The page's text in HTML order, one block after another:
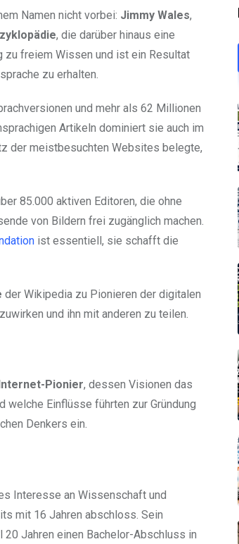
Namen nicht vorbei: Jimmy Wales,
, die darüber hinaus eine
zu freiem Wissen und ist ein Resultat
zu erhalten.
und mehr als 62 Millionen
Artikeln dominiert sie auch im
der meistbesuchten Websites belegte,
85.000 aktiven Editoren, die ohne
von Bildern frei zugänglich machen.
ist essentiell, sie schafft die
der Wikipedia zu Pionieren der digitalen
und ihn mit anderen zu teilen.
Pionier, dessen Visionen das
welche Einflüsse führten zur Gründung
Denkers ein.
Interesse an Wissenschaft und
mit 16 Jahren abschloss. Sein
20 Jahren einen Bachelor-Abschluss in